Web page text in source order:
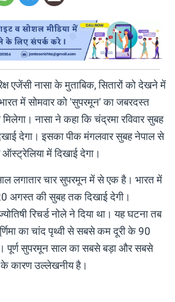
एजेंसी नासा के मुताबिक, सितारों को देखने में
में सोमवार को 'सुपरमून' का जबरदस्त
नासा ने कहा कि चंद्रमा रविवार सुबह
देगा। इसका पीक मंगलवार सुबह नेपाल से
में दिखाई देगा।
लगातार चार सुपरमून में से एक है। भारत में
अगस्त की सुबह तक दिखाई देगी।
रिचर्ड नोले ने दिया था। यह घटना तब
का चांद पृथ्वी से सबसे कम दूरी के 90
पूर्ण सुपरमून साल का सबसे बड़ा और सबसे
के कारण उल्लेखनीय है।